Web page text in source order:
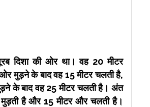
दिशा की ओर था। वह 20 मीटर
मुड़ने के बाद वह 15 मीटर चलती है,
के बाद वह 25 मीटर चलती है। अंत
है और 15 मीटर और चलती है।